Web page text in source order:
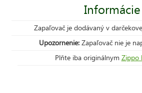
Informácie
Zapaľovač je dodávaný v
Upozornenie: Zapaľovač nie je
Plňte iba originálnym Zippo